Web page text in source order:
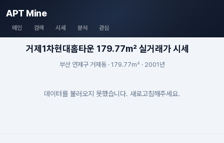
APT Mine
메인 검색 시세 분석 관심
거제1차현대홈타운 179.77m² 실거래가 시세
부산 연제구 거제동 · 179.77m² · 2001년
데이터를 불러오지 못했습니다. 새로고침해주세요.